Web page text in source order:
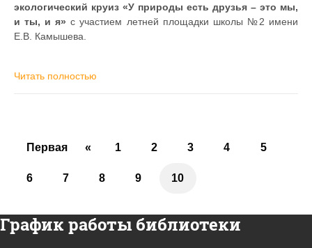
экологический круиз «У природы есть друзья – это мы,
и ты, и я» с участием летней площадки школы №2 имени
Е.В. Камышева.
Читать полностью
Первая « 1 2 3 4 5
6 7 8 9 10
График работы библиотеки